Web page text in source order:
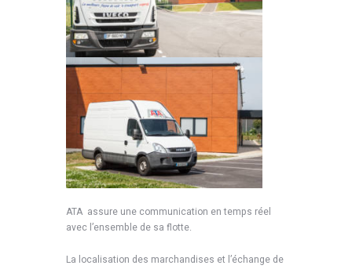
ATA assure une communication en temps réel
avec l’ensemble de sa flotte.
La localisation des marchandises et l’échange de